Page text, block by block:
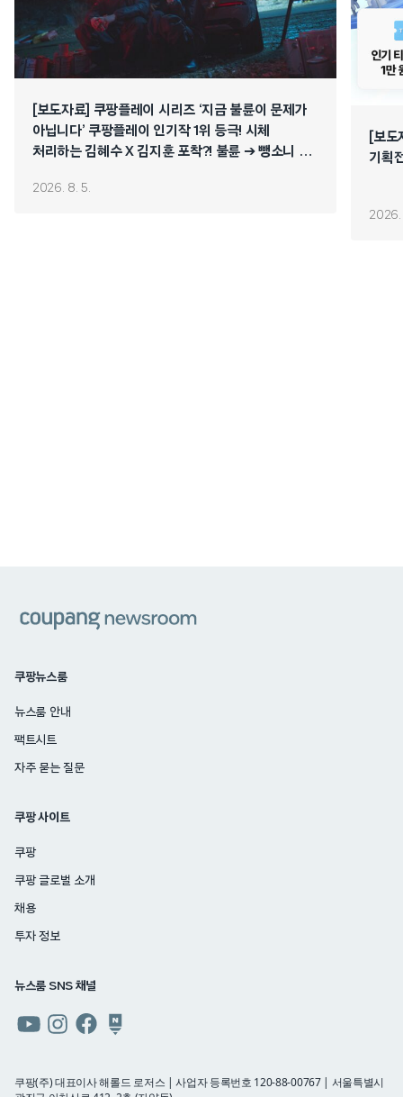
[보도자료] 쿠팡플레이 시리즈 ‘지금 불륜이 문제가
아닙니다’ 쿠팡플레이 인기작 1위 등극! 시체
처리하는 김혜수 X 김지훈 포착?! 불륜 ➔ 뺑소니 ➔
2026. 8. 5.
[보
기획
2026.
쿠팡뉴스룸
뉴스룸 안내
팩트시트
자주 묻는 질문
쿠팡 사이트
쿠팡
쿠팡 글로벌 소개
채용
투자 정보
뉴스룸 SNS 채널
유튜브인스타그램
페이스북네이버
쿠팡(주) 대표이사 해롤드 로저스 | 사업자 등록번호 120-88-00767 | 서울특별시